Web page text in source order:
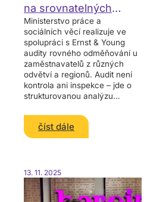
na srovnatelných
pozicích
Ministerstvo práce a
sociálních věcí realizuje ve
spolupráci s Ernst & Young
audity rovného odměňování u
zaměstnavatelů z různých
odvětví a regionů. Audit není
kontrola ani inspekce – jde o
strukturovanou analýzu
firmám ukazuje, kde mohou
vznikat zbytečné nerovnosti
číst dále
13. 11. 2025